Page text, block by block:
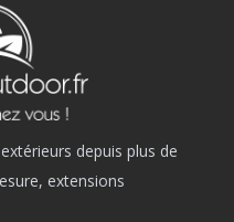
depuis plus de
extensions